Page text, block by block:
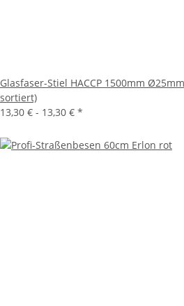
Glasfaser-Stiel HACCP 1500mm
sortiert)
13,30 € - 13,30 € *